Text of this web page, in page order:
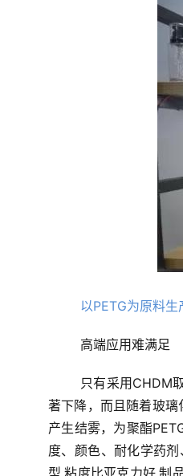
以PETG为原料
高端应用难满足
只有采用CHDM
著下降，而且随着玻
产生结雾，为聚酯
度、颜色、耐化学药
型,粘度比亚克力好,制